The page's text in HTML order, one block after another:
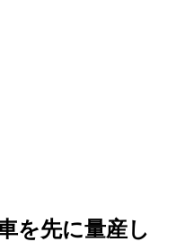
を先に量産し